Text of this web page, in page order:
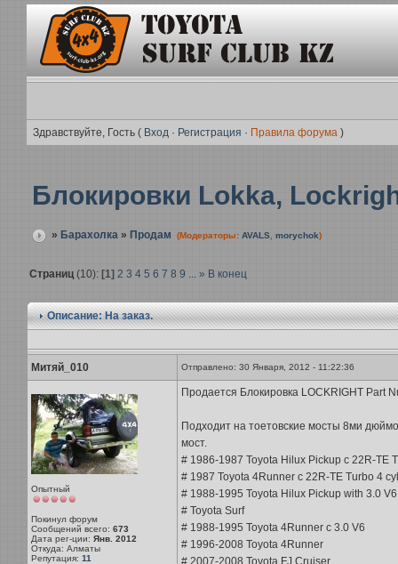
Здравствуйте, Гость ( Вход· Регистрация · Правила форума)
Блокировки Lokka,
» Барахолка» Продам (Модераторы: AVALS, morychok)
Страниц(10): [1] 2 3 4 5 6 7 8 9 ... » В конец
Описание: На заказ.
Митяй_010 Отправлено: 30 Января, 2012 - 11:22:36
Опытный
Покинул форум
Сообщений всего: 673
Дата рег-ции: Янв. 2012
Откуда: Алматы
Репутация: 11
Продается Блокировка LOCKRIGHT Part
Подходит на тоетовские мосты 8ми
мост.
# 1986-1987 Toyota Hilux Pickup с 22R-TE
# 1987 Toyota 4Runner с 22R-TE Turbo 4 cyl
# 1988-1995 Toyota Hilux Pickup with 3.0 V6
# Toyota Surf
# 1988-1995 Toyota 4Runner с 3.0 V6
# 1996-2008 Toyota 4Runner
# 2007-2008 Toyota FJ Cruiser